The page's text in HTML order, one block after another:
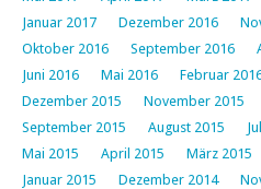
Januar 2017
Dezember 2016
Oktober 2016
September 2016
Juni 2016
Mai 2016 Februar
Dezember 2015
November 2015
September 2015
August 2015
Mai 2015
April 2015 März 2015
Januar 2015
Dezember 2014